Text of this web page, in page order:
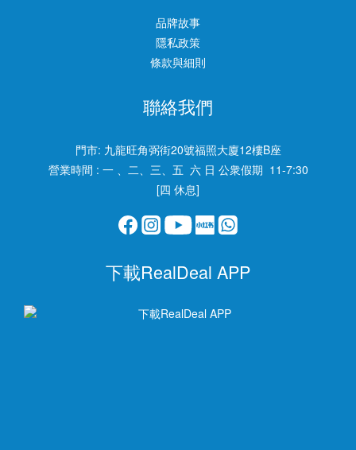
品牌故事
隱私政策
條款與細則
聯絡我們
門市: 九龍旺角弼街20號福照大廈12樓B座
營業時間 : 一 、二、三、五 六 日 公衆假期 11-7:30
[四 休息]
下載RealDeal APP